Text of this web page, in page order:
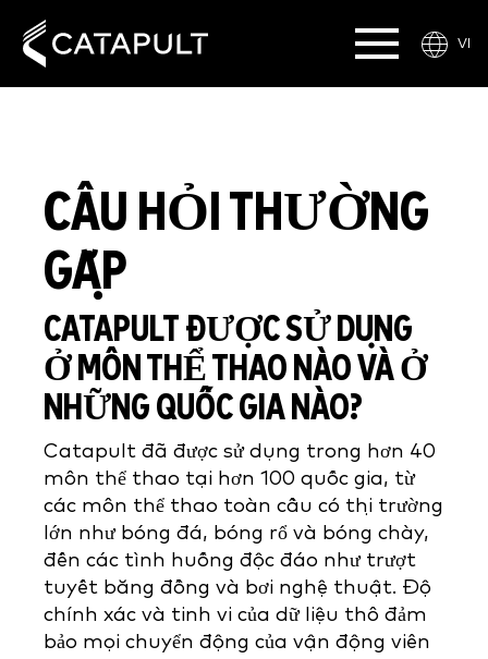
VI
CÂU HỎI THƯỜNG
GẶP
CATAPULT ĐƯỢC SỬ DỤNG
Ở MÔN THỂ THAO NÀO VÀ Ở
NHỮNG QUỐC GIA NÀO?
Catapult đã được sử dụng trong hơn 40
môn thể thao tại hơn 100 quốc gia, từ
các môn thể thao toàn cầu có thị trường
lớn như bóng đá, bóng rổ và bóng chày,
đến các tình huống độc đáo như trượt
tuyết băng đồng và bơi nghệ thuật. Độ
chính xác và tinh vi của dữ liệu thô đảm
bảo mọi chuyển động của vận động viên